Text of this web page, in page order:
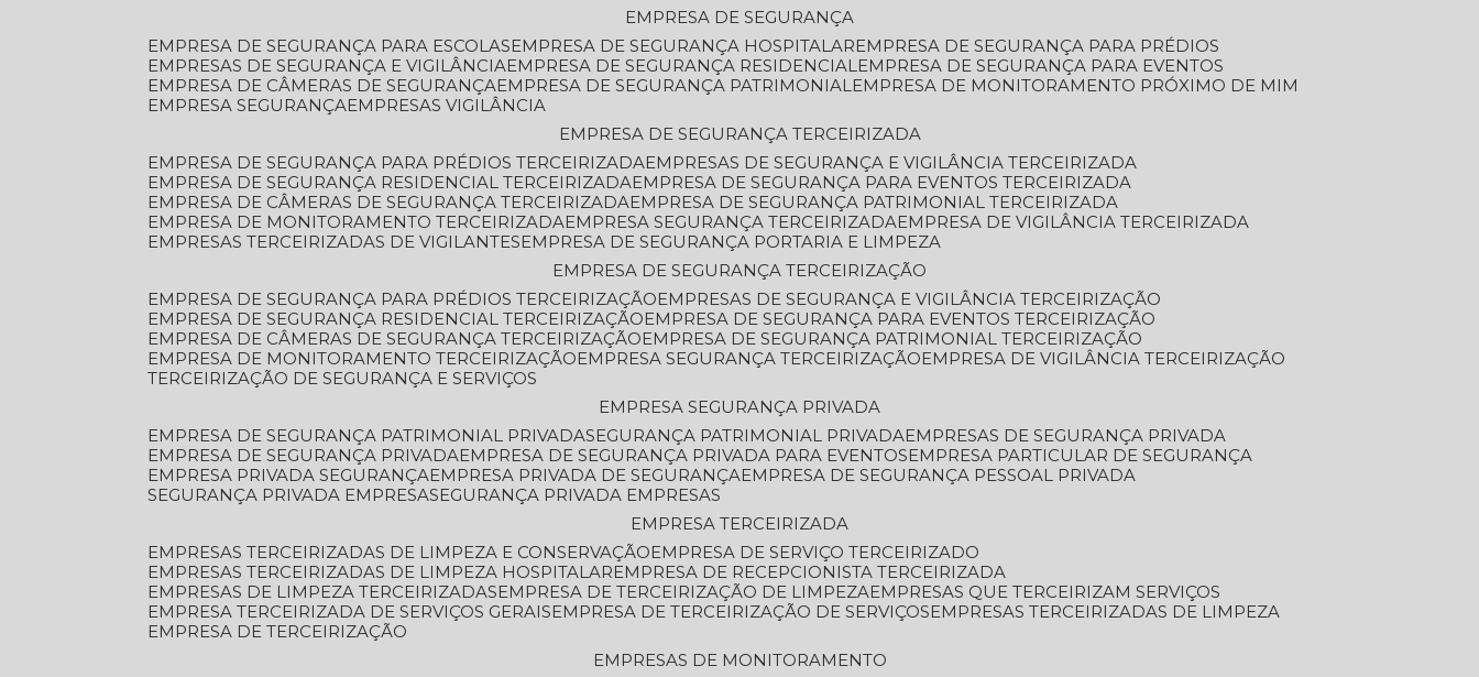
EMPRESA DE SEGURANÇA
EMPRESA DE SEGURANÇA PARA ESCOLAS
EMPRESA DE SEGURANÇA HOSPITALAR
EMPRESA DE SEGURANÇA PARA PRÉDIOS
EMPRESAS DE SEGURANÇA E VIGILÂNCIA
EMPRESA DE SEGURANÇA RESIDENCIAL
EMPRESA DE SEGURANÇA PARA EVENTOS
EMPRESA DE CÂMERAS DE SEGURANÇA
EMPRESA DE SEGURANÇA PATRIMONIAL
EMPRESA DE MONITORAMENTO PRÓXIMO DE MIM
EMPRESA SEGURANÇA
EMPRESAS VIGILÂNCIA
EMPRESA DE SEGURANÇA TERCEIRIZADA
EMPRESA DE SEGURANÇA PARA PRÉDIOS TERCEIRIZADA
EMPRESAS DE SEGURANÇA E VIGILÂNCIA TERCEIRIZADA
EMPRESA DE SEGURANÇA RESIDENCIAL TERCEIRIZADA
EMPRESA DE SEGURANÇA PARA EVENTOS TERCEIRIZADA
EMPRESA DE CÂMERAS DE SEGURANÇA TERCEIRIZADA
EMPRESA DE SEGURANÇA PATRIMONIAL TERCEIRIZADA
EMPRESA DE MONITORAMENTO TERCEIRIZADA
EMPRESA SEGURANÇA TERCEIRIZADA
EMPRESA DE VIGILÂNCIA TERCEIRIZADA
EMPRESAS TERCEIRIZADAS DE VIGILANTES
EMPRESA DE SEGURANÇA PORTARIA E LIMPEZA
EMPRESA DE SEGURANÇA TERCEIRIZAÇÃO
EMPRESA DE SEGURANÇA PARA PRÉDIOS TERCEIRIZAÇÃO
EMPRESAS DE SEGURANÇA E VIGILÂNCIA TERCEIRIZAÇÃO
EMPRESA DE SEGURANÇA RESIDENCIAL TERCEIRIZAÇÃO
EMPRESA DE SEGURANÇA PARA EVENTOS TERCEIRIZAÇÃO
EMPRESA DE CÂMERAS DE SEGURANÇA TERCEIRIZAÇÃO
EMPRESA DE SEGURANÇA PATRIMONIAL TERCEIRIZAÇÃO
EMPRESA DE MONITORAMENTO TERCEIRIZAÇÃO
EMPRESA SEGURANÇA TERCEIRIZAÇÃO
EMPRESA DE VIGILÂNCIA TERCEIRIZAÇÃO
TERCEIRIZAÇÃO DE SEGURANÇA E SERVIÇOS
EMPRESA SEGURANÇA PRIVADA
EMPRESA DE SEGURANÇA PATRIMONIAL PRIVADA SEGURANÇA PATRIMONIAL PRIVADA
EMPRESAS DE SEGURANÇA PRIVADA
EMPRESA DE SEGURANÇA PRIVADA
EMPRESA DE SEGURANÇA PRIVADA PARA EVENTOS
EMPRESA PARTICULAR DE SEGURANÇA
EMPRESA PRIVADA SEGURANÇA
EMPRESA PRIVADA DE SEGURANÇA
EMPRESA DE SEGURANÇA PESSOAL PRIVADA
SEGURANÇA PRIVADA EMPRESA SEGURANÇA PRIVADA EMPRESAS
EMPRESA TERCEIRIZADA
EMPRESAS TERCEIRIZADAS DE LIMPEZA E CONSERVAÇÃO
EMPRESA DE SERVIÇO TERCEIRIZADO
EMPRESAS TERCEIRIZADAS DE LIMPEZA HOSPITALAR
EMPRESA DE RECEPCIONISTA TERCEIRIZADA
EMPRESAS DE LIMPEZA TERCEIRIZADAS
EMPRESA DE TERCEIRIZAÇÃO DE LIMPEZA
EMPRESAS QUE TERCEIRIZAM SERVIÇOS
EMPRESA TERCEIRIZADA DE SERVIÇOS GERAIS
EMPRESA DE TERCEIRIZAÇÃO DE SERVIÇOS
EMPRESAS TERCEIRIZADAS DE LIMPEZA
EMPRESA DE TERCEIRIZAÇÃO
EMPRESAS DE MONITORAMENTO